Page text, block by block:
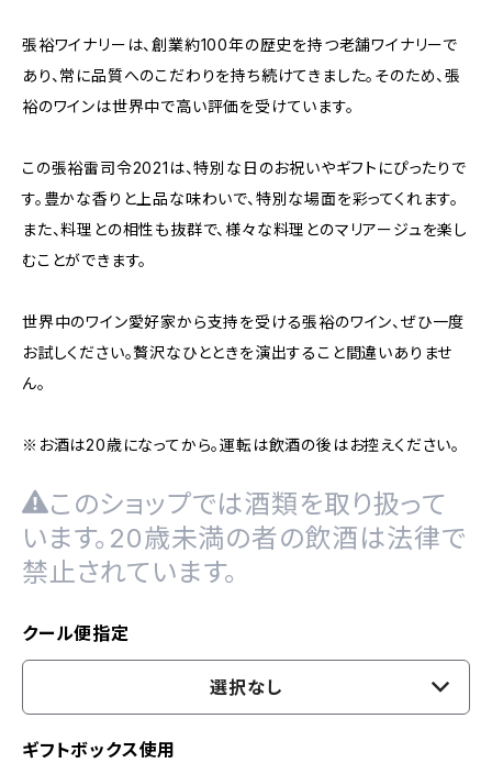
張裕ワイナリーは、創業約100年の歴史を持つ老舗ワイナリーで
あり、常に品質へのこだわりを持ち続けてきました。そのため、張
裕のワインは世界中で高い評価を受けています。
この張裕雷司令2021は、特別な日のお祝いやギフトにぴったりで
す。豊かな香りと上品な味わいで、特別な場面を彩ってくれます。
また、料理との相性も抜群で、様々な料理とのマリアージュを楽し
むことができます。
世界中のワイン愛好家から支持を受ける張裕のワイン、ぜひ一度
お試しください。贅沢なひとときを演出すること間違いありませ
ん。
※お酒は20歳になってから。運転は飲酒の後はお控えください。
このショップでは酒類を取り扱って
います。20歳未満の者の飲酒は法律で
禁止されています。
クール便指定
選択なし
ギフトボックス使用